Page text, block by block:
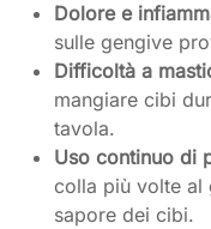
Dolore e
sulle gengive
Difficoltà a
mangiare cibi
tavola.
Uso continuo di
colla più volte al
sapore dei cibi.